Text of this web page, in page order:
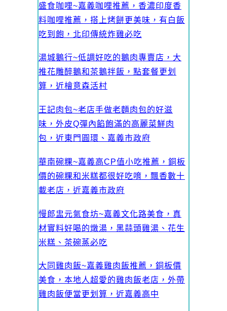
盛食咖哩~嘉義咖哩推薦，香濃印度香
料咖哩推薦，搭上烤餅更美味，有白飯
吃到飽，北印傳統炸雞必吃
湯城鵝行~低調好吃的鵝肉專賣店，大
推花雕醉鵝和茶鵝拌飯，點套餐更划
算，近檜意森活村
王記肉包~老店手做老麵肉包的好滋
味，外皮Q彈內餡飽滿的高麗菜鮮肉
包，近東門圓環、嘉義市政府
華南碗粿~嘉義高CP值小吃推薦，銅板
價的碗粿和米糕都很好吃唷，飄香數十
載老店，近嘉義市政府
慢郎盅元氣食坊~嘉義文化路美食，真
材實料好喝的燉湯，黑蒜頭雞湯、花生
米糕、茶碗蒸必吃
大同雞肉飯~嘉義雞肉飯推薦，銅板價
美食，本地人超愛的雞肉飯老店，外帶
雞肉飯便當更划算，近嘉義高中